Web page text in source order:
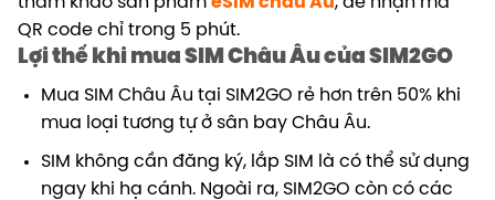
QR code chỉ trong 5 phút.
Lợi thế khi mua SIM Châu Âu của SIM2GO
Mua SIM Châu Âu tại SIM2GO rẻ hơn trên 50% khi
mua loại tương tự ở sân bay Châu Âu.
SIM không cần đăng ký, lắp SIM là có thể sử dụng
ngay khi hạ cánh. Ngoài ra, SIM2GO còn có các